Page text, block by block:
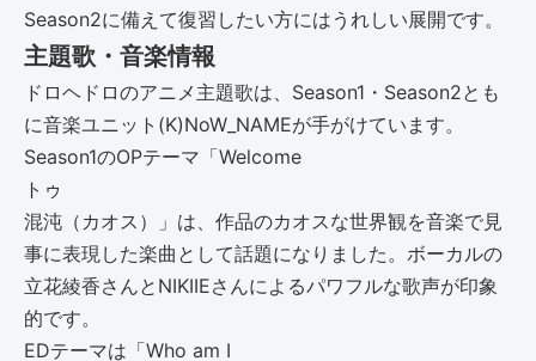
Season2に備えて復習したい方にはうれしい展開です。
主題歌・音楽情報
ドロヘドロのアニメ主題歌は、Season1・Season2とも
に音楽ユニット(K)NoW_NAMEが手がけています。
Season1のOPテーマ「Welcome
トゥ
混沌（カオス）」は、作品のカオスな世界観を音楽で見
事に表現した楽曲として話題になりました。ボーカルの
立花綾香さんとNIKIIEさんによるパワフルな歌声が印象
的です。
EDテーマは「Who am I